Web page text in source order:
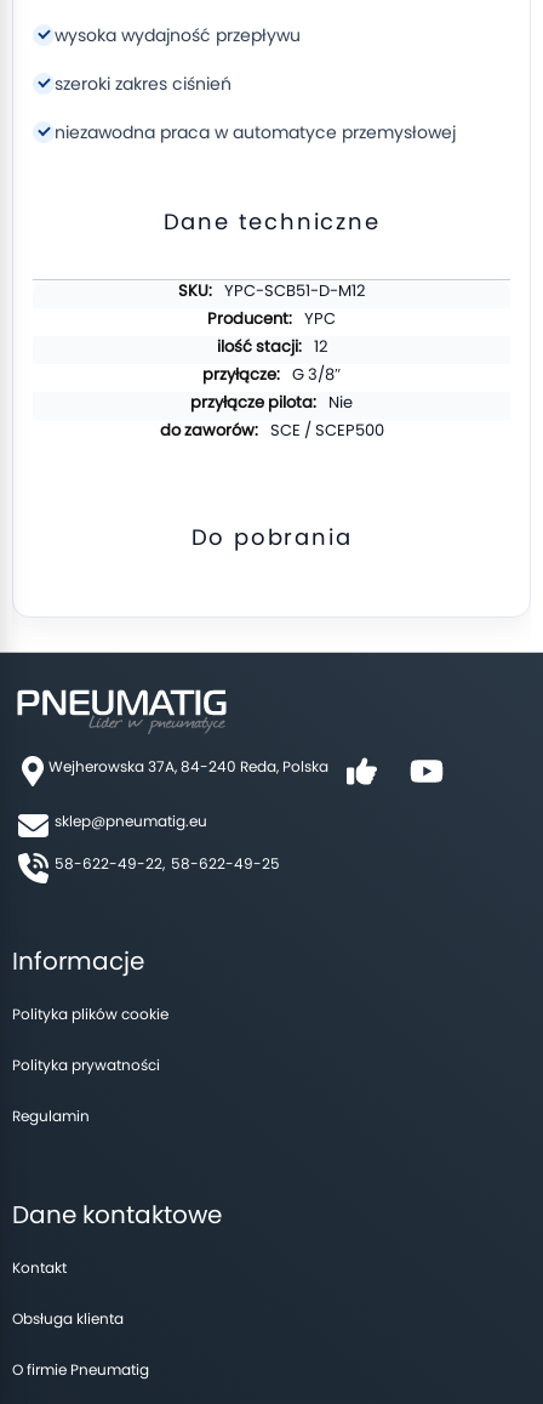
wysoka wydajność przepływu
szeroki zakres ciśnień
niezawodna praca w automatyce przemysłowej
Dane techniczne
YPC-SCB51-D-M12
YPC
12
G 3/8″
Nie
SCE / SCEP500
Do pobrania
Wejherowska 37A, 84-240 Reda, Polska
sklep@pneumatig.eu
58-622-49-22, 58-622-49-25
Informacje
Polityka plików cookie
Polityka prywatności
Regulamin
Dane kontaktowe
Kontakt
Obsługa klienta
O firmie Pneumatig